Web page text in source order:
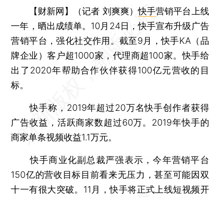
【财新网】（记者 刘爽爽）快手营销平台上线
一年，晒出成绩单。10月24日，快手宣布升级广告
营销平台，强化社交作用。截至9月，快手KA（品
牌企业）客户超1000家，代理商超100家。快手给
出了2020年帮助合作伙伴获得100亿元营收的目
标。
快手称，2019年超过20万名快手创作者获得
广告收益，活跃商家数超过60万。2019年快手的
商家单条视频收益1.1万元。
快手商业化副总裁严强表示，今年营销平台
150亿的营收目标目前看来无压力，甚至可能因双
十一有很大突破。11月，快手将正式上线短视频开